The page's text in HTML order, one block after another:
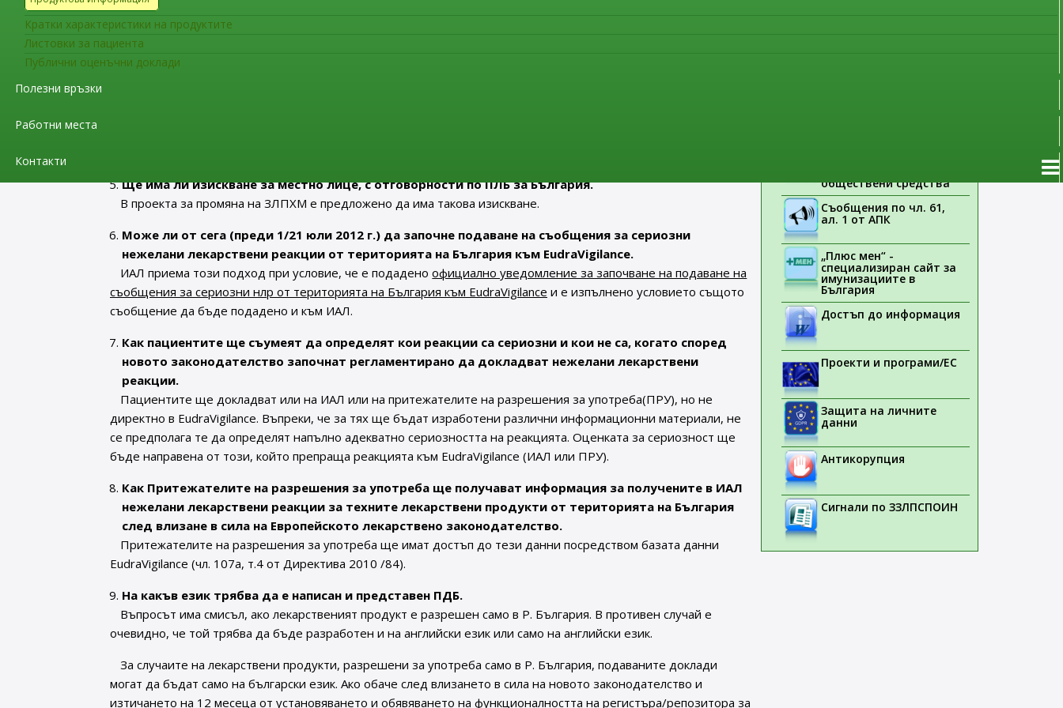
Кратки характеристики на продуктите
Листовки за пациента
Публични оценъчни доклади
Полезни връзки
Работни места
Контакти
ИАЛ и до ЕudraVigilance. След изтичане на шест месеца от установяването и оповестяването на
функционалността на базата данни на ЕС – само до ЕudraVigilance
От коя дата и къде ще се докладват случаите на НЛР, които не отговарят на определението за
Ще има ли изискване за местно лице, с отговорности по ПЛБ за България.
В проекта за промяна на ЗЛПХМ е предложено да има такова изискване.
Може ли от сега (преди 1/21 юли 2012 г.) да започне подаване на съобщения за сериозни
нежелани лекарствени реакции от територията на България към ЕudraVigilance.
ИАЛ приема този подход при условие, че е подаденоофициално уведомление за започване на подаване на
съобщения за сериозни нлр от територията на България към ЕudraVigilance и е изпълнено условието същото
съобщение да бъде подадено и към ИАЛ.
Как пациентите ще съумеят да определят кои реакции са сериозни и кои не са, когато според
новото законодателство започнат регламентирано да докладват нежелани лекарствени
реакции.
Пациентите ще докладват или на ИАЛ или на притежателите на разрешения за употреба(ПРУ), но не
директно в EudraVigilance. Въпреки, че за тях ще бъдат изработени различни информационни материали, не
се предполага те да определят напълно адекватно сериозността на реакцията. Оценката за сериозност ще
бъде направена от този, който препраща реакцията към EudraVigilance (ИАЛ или ПРУ).
Как Притежателите на разрешения за употреба ще получават информация за получените в ИАЛ
нежелани лекарствени реакции за техните лекарствени продукти от територията на България
след влизане в сила на Европейското лекарствено законодателство.
Притежателите на разрешения за употреба ще имат достъп до тези данни посредством базата данни
EudraVigilance (чл. 107а, т.4 от Директива 2010 /84).
На какъв език трябва да е написан и представен ПДБ.
Въпросът има смисъл, ако лекарственият продукт е разрешен само в Р. България. В противен случай е
очевидно, че той трябва да бъде разработен и на английски език или само на английски език.
За случаите на лекарствени продукти, разрешени за употреба само в Р. България, подаваните доклади
могат да бъдат само на български език. Ако обаче след влизането в сила на новото законодателство и
изтичането на 12 месеца от установяването и обявяването на функционалността на регистъра/репозитора за
обществени средства
Съобщения по чл. 61,
ал. 1 от АПК
„Плюс мен“ -
специализиран сайт за
имунизациите в
България
Достъп до информация
Проекти и програми/ЕС
Защита на личните
данни
Антикорупция
Сигнали по ЗЗЛПСПОИН